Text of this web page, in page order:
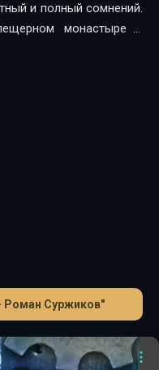
и полный сомнений.
монастыре с
Джоакин поставил
Роман Суржиков"